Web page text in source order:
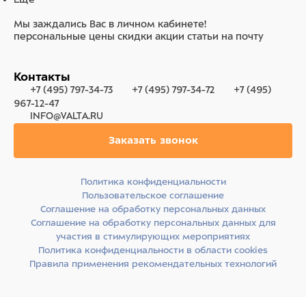
Мы заждались Вас в личном кабинете!
персональные цены скидки акции статьи на почту
Контакты
+7 (495) 797-34-73 +7 (495) 797-34-72
+7 (495)
967-12-47
INFO@VALTA.RU
Заказать звонок
Политика конфиденциальности
Пользовательское соглашение
Соглашение на обработку персональных данных
Соглашение на обработку персональных данных для
участия в стимулирующих мероприятиях
Политика конфиденциальности в области cookies
Правила применения рекомендательных технологий